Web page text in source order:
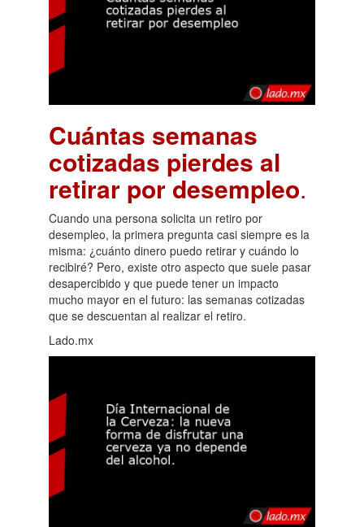
Cuántas semanas
cotizadas pierdes al
retirar por desempleo.
Cuando una persona solicita un retiro por
desempleo, la primera pregunta casi siempre es la
misma: ¿cuánto dinero puedo retirar y cuándo lo
recibiré? Pero, existe otro aspecto que suele pasar
desapercibido y que puede tener un impacto
mucho mayor en el futuro: las semanas cotizadas
que se descuentan al realizar el retiro.
Lado.mx